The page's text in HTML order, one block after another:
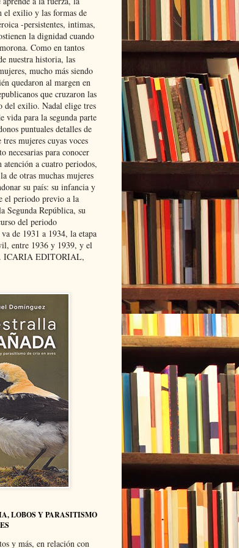
el exilio y las formas de
-persistentes, intimas,
la dignidad cuando
Como en tantos
nuestra historia, las
mucho más siendo
quedaron al margen en
que cruzaron las
del exilio. Nadal elige tres
vida para la segunda parte
puntuales detalles de
mujeres cuyas voces
necesarias para conocer
atención a cuatro periodos,
de otras muchas mujeres
su país: su infancia y
el periodo previo a la
Segunda República, su
del periodo
de 1931 a 1934, la etapa
entre 1936 y 1939, y el
ICARIA EDITORIAL,
LOBOS Y PARASITISMO
y más, en relación con